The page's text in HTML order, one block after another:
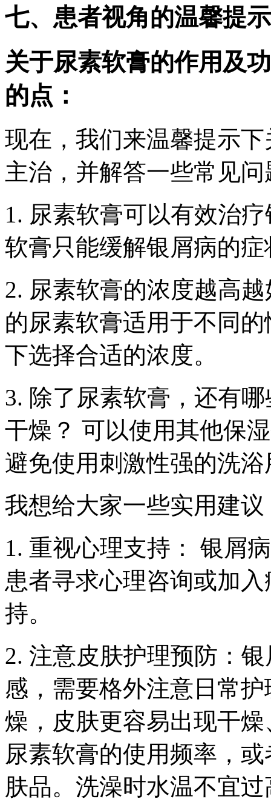
七、患者视角的温馨提示
关于尿素软膏的作用及
的点：
现在，我们来温馨提示
主治，并解答一些常见问
1. 尿素软膏可以有效治
软膏只能缓解银屑病的
2. 尿素软膏的浓度越高
的尿素软膏适用于不同
下选择合适的浓度。
3. 除了尿素软膏，还有
干燥？ 可以使用其他保
避免使用刺激性强的洗
我想给大家一些实用建议
1. 重视心理支持： 银屑
患者寻求心理咨询或加
持。
2. 注意皮肤护理预防：
感，需要格外注意日常
燥，皮肤更容易出现干
尿素软膏的使用频率，
肤品。洗澡时水温不宜